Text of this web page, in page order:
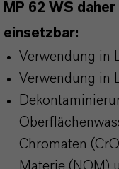
MP 62 WS
einsetzbar:
Verwendung in
Verwendung in
Chromaten (CrO
Materie (NOM)